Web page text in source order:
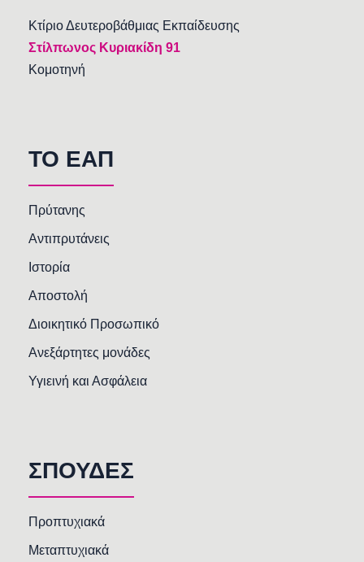
Κτίριο Δευτεροβάθμιας Εκπαίδευσης
Στίλπωνος Κυριακίδη 91
Κομοτηνή
TO EAΠ
Πρύτανης
Αντιπρυτάνεις
Ιστορία
Αποστολή
Διοικητικό Προσωπικό
Ανεξάρτητες μονάδες
Υγιεινή και Ασφάλεια
ΣΠΟΥΔΕΣ
Προπτυχιακά
Μεταπτυχιακά